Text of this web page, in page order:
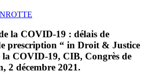
la COVID-19 : délais de
prescription “ in Droit & Justice
la COVID-19, CIB, Congrès de
2 décembre 2021.